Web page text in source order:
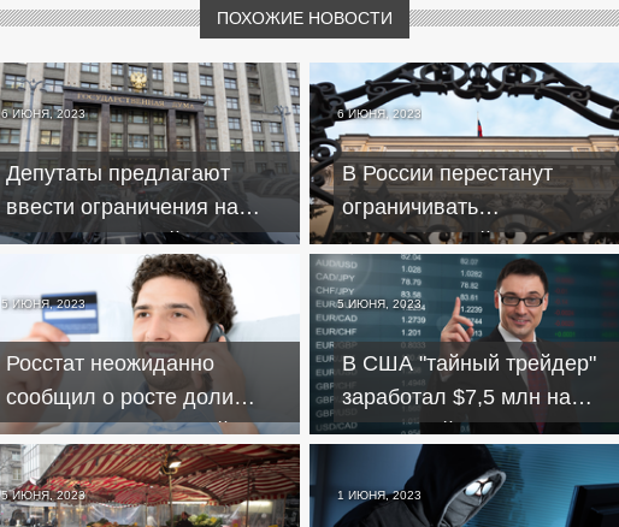
ПОХОЖИЕ НОВОСТИ
6 ИЮНЯ, 2023
Депутаты предлагают
ввести ограничения на
выдачу микрозаймов
6 ИЮНЯ, 2023
В России перестанут
ограничивать
максимальный срок
потребительских кредитов
5 ИЮНЯ, 2023
Росстат неожиданно
сообщил о росте доли
довольных зарплатой
россиян
5 ИЮНЯ, 2023
В США "тайный трейдер"
заработал $7,5 млн на
законе Байдена о дефолте
5 ИЮНЯ, 2023 1 ИЮНЯ, 2023